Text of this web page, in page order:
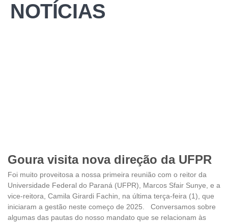
NOTÍCIAS
Goura visita nova direção da UFPR
Foi muito proveitosa a nossa primeira reunião com o reitor da
Universidade Federal do Paraná (UFPR), Marcos Sfair Sunye, e a
vice-reitora, Camila Girardi Fachin, na última terça-feira (1), que
iniciaram a gestão neste começo de 2025. Conversamos sobre
algumas das pautas do nosso mandato que se relacionam às